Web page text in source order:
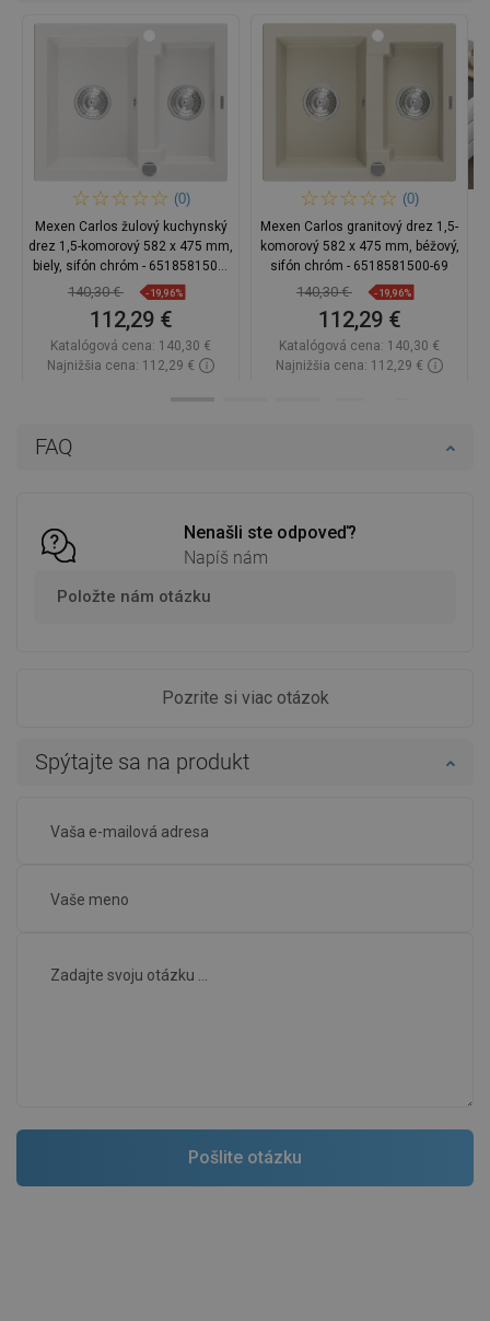
FAQ
Nenašli ste odpoveď?
Napíš nám
Položte nám otázku
Pozrite si viac otázok
Spýtajte sa na produkt
(0)
Mexen Carlos žulový kuchynský
drez 1,5-komorový 582 x 475 mm,
biely, sifón chróm - 6518581500-
140,30 € -19,96%
112,29 €
Katalógová cena: 140,30 €
Najnižšia cena: 112,29 €
(0)
Mexen Carlos granitový drez 1,5-
komorový 582 x 475 mm, béžový,
sifón chróm - 6518581500-69
140,30 € -19,96%
112,29 €
Katalógová cena: 140,30 €
Najnižšia cena: 112,29 €